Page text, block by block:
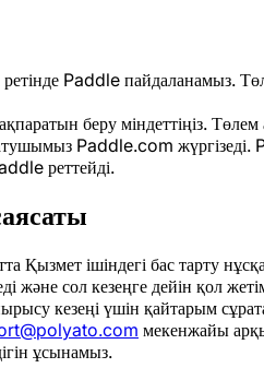
Paddle пайдаланамыз.
беру міндеттіңіз.
Paddle.com
реттейді.
Қызмет ішіндегі бас тарту
сол кезеңге дейін қол
кезеңі үшін қайтарым
мекенжайы
ұсынамыз.